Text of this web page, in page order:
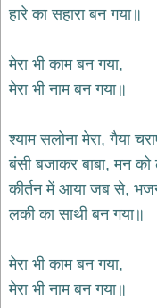
bhajans
भजन
durga
bhajans
भजन
ganesh
bhajans
राम
भजन
गुरुदेव
भजन
हारे का सहारा बन गया॥
मेरा भी काम बन गया,
मेरा भी नाम बन गया॥
श्याम सलोना मेरा, गैया
बंसी बजाकर बाबा, मन को
कीर्तन में आया जब से,
लकी का साथी बन गया॥
मेरा भी काम बन गया,
मेरा भी नाम बन गया॥